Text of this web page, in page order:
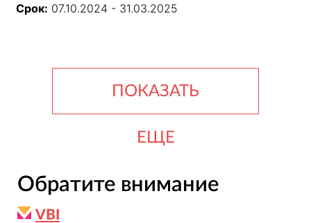
Срок: 07.10.2024 - 31.03.2025
ПОКАЗАТЬ
ЕЩЕ
Обратите внимание
VBI